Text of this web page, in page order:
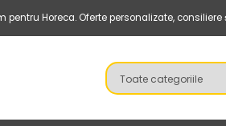
pentru Horeca. Oferte personalizate,